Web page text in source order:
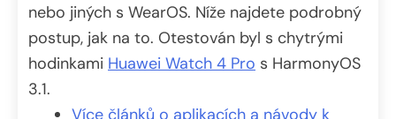
nebo jiných s WearOS. Níže najdete podrobný
postup, jak na to. Otestován byl s chytrými
hodinkami Huawei Watch 4 Pro s HarmonyOS
3.1.
Více článků o aplikacích a návody k